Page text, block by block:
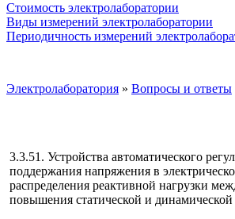
Стоимость электролаборатории
Виды измерений электролаборатории
Периодичность измерений
Электролаборатория » Вопросы и ответы
3.3.51. Устройства автоматического
поддержания напряжения в
распределения реактивной нагрузки
повышения статической и